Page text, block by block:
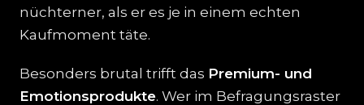
nüchterner, als er es je in einem echten
Kaufmoment täte.
Besonders brutal trifft das Premium- und
Emotionsprodukte. Wer im Befragungsraster